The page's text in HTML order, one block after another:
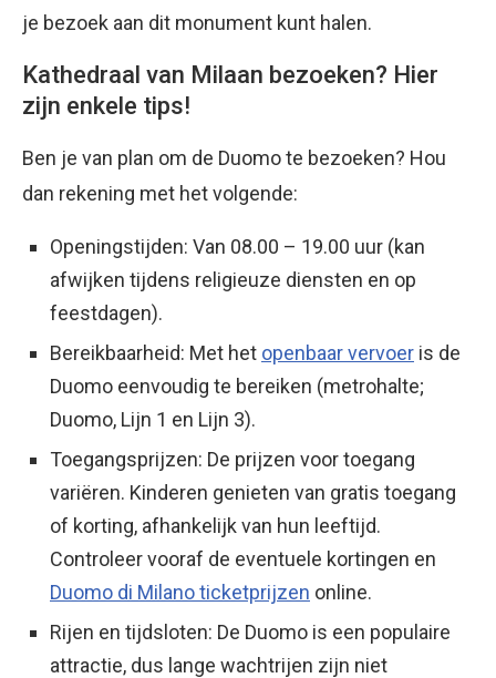
je bezoek aan dit monument kunt halen.
Kathedraal van Milaan bezoeken? Hier
zijn enkele tips!
Ben je van plan om de Duomo te bezoeken? Hou
dan rekening met het volgende:
Openingstijden: Van 08.00 – 19.00 uur (kan
afwijken tijdens religieuze diensten en op
feestdagen).
Bereikbaarheid: Met het openbaar vervoer is de
Duomo eenvoudig te bereiken (metrohalte;
Duomo, Lijn 1 en Lijn 3).
Toegangsprijzen: De prijzen voor toegang
variëren. Kinderen genieten van gratis toegang
of korting, afhankelijk van hun leeftijd.
Controleer vooraf de eventuele kortingen en
Duomo di Milano ticketprijzen online.
Rijen en tijdsloten: De Duomo is een populaire
attractie, dus lange wachtrijen zijn niet